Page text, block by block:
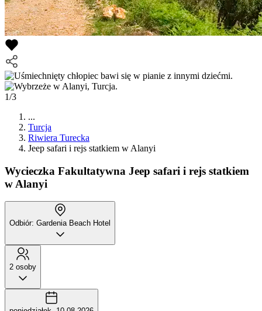
1/3
...
Turcja
Riwiera Turecka
Jeep safari i rejs statkiem w Alanyi
Wycieczka Fakultatywna Jeep safari i rejs statkiem
w Alanyi
Odbiór: Gardenia Beach Hotel
2 osoby